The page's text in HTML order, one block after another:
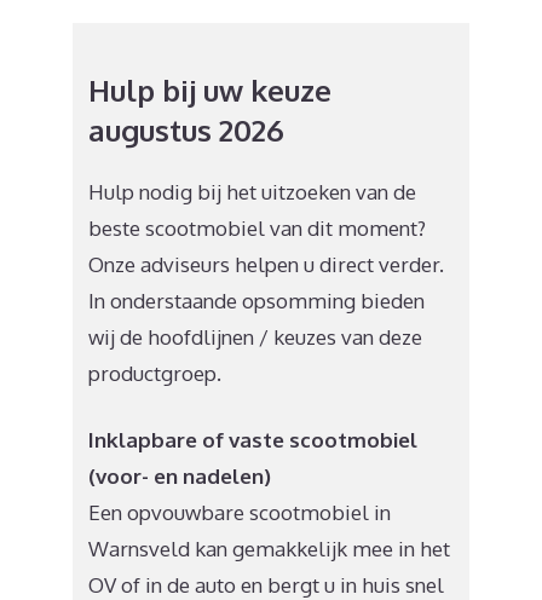
Hulp bij uw keuze
augustus 2026
Hulp nodig bij het uitzoeken van de
beste scootmobiel van dit moment?
Onze adviseurs helpen u direct verder.
In onderstaande opsomming bieden
wij de hoofdlijnen / keuzes van deze
productgroep.
Inklapbare of vaste scootmobiel
(voor- en nadelen)
Een opvouwbare scootmobiel in
Warnsveld kan gemakkelijk mee in het
OV of in de auto en bergt u in huis snel